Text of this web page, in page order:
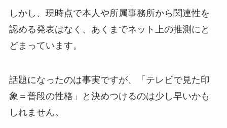
しかし、現時点で本人や所属事務所から関連性を
認める発表はなく、あくまでネット上の推測にと
どまっています。
話題になったのは事実ですが、「テレビで見た印
象＝普段の性格」と決めつけるのは少し早いかも
しれません。